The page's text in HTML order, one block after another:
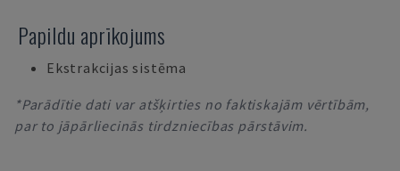
Papildu aprīkojums
Ekstrakcijas sistēma
*Parādītie dati var atšķirties no faktiskajām vērtībām,
par to jāpārliecinās tirdzniecības pārstāvim.